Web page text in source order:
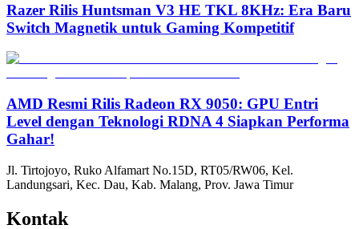
Razer Rilis Huntsman V3 HE TKL 8KHz: Era Baru
Switch Magnetik untuk Gaming Kompetitif
AMD Resmi Rilis Radeon RX 9050: GPU Entri
Level dengan Teknologi RDNA 4 Siapkan Performa
Gahar!
Jl. Tirtojoyo, Ruko Alfamart No.15D, RT05/RW06, Kel.
Landungsari, Kec. Dau, Kab. Malang, Prov. Jawa Timur
Kontak